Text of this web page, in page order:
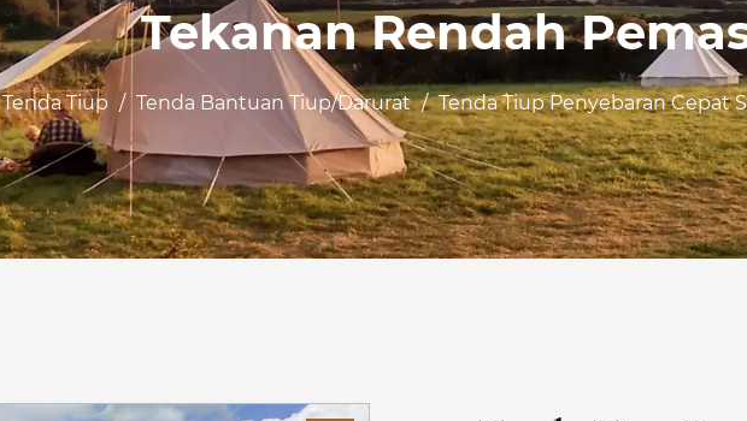
Tekanan Rendah
Tenda Tiup / Tenda Bantuan Tiup/Darurat / Tenda Tiup Penyebaran Cepat